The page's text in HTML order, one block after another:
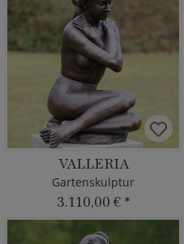
VALLERIA
Gartenskulptur
3.110,00 € *